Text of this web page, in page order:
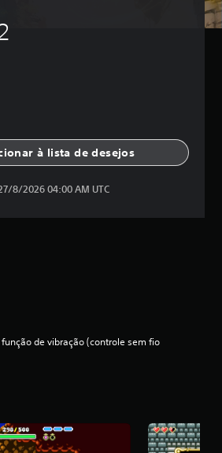
à lista de desejos
8/2026 04:00 AM UTC
de vibração (controle sem fio